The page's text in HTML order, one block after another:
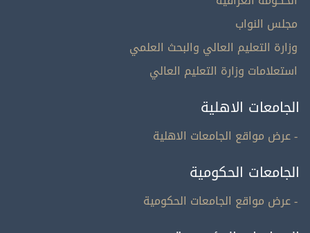
مجلس النواب
وزارة التعليم العالي والبحث العلمي
استعلامات وزارة التعليم العالي
الجامعات الاهلية
- عرض مواقع الجامعات الاهلية
الجامعات الحكومية
- عرض مواقع الجامعات الحكومية